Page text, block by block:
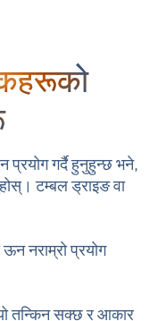
प्रयोग गर्दै हुनुहुन्छ भने,
टम्बल ड्राइङ वा
ऊन नराम्रो प्रयोग
तन्किन सक्छ र आकार